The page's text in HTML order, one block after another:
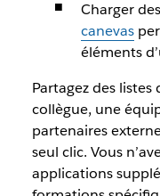
Charger
canevas
éléments
Partagez des listes
collègue, une
partenaires
seul clic. Vous
applications